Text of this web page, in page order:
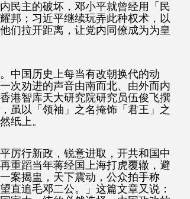
民主的破坏，邓小平就曾经用「民
邦；习近平继续玩弄此种权术，以
们拉开距离，让党内同僚成为为皇
中国历史上每当有改朝换代的动
次劝进的声音由南而北、由外而内
港智库天大研究院研究员伍俊飞撰
虽以「领袖」之名掩饰「君王」之
纸上。
厉行新政，锐意进取，开共和国中
重蹈当年蒋经国上海打虎覆辙，避
案揭盅，天下震动，公众拍手称
直追毛邓二公。」这篇文章又说：